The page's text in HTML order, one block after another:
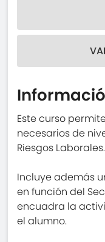
Este curso
necesarios de
Riesgos Laborales.
Incluye además
en función del
encuadra la
el alumno.